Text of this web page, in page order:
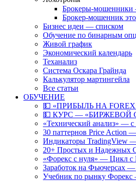
Брокеры-мошенники
Брокер-мошенник
Бизнес идеи — списком
Обучение по бинарным
Живой график
Экономический календарь
Теханализ
Система Оскара Грайнда
Калькулятор мартингейла
Все статьи
ОБУЧЕНИЕ
💵 «ПРИБЫЛЬ НА
💵 КУРС — «БИРЖЕВОЙ
«Технический анализ» —
30 паттернов Price Action
Индикаторы TradingView
20+ Простых и Надежных
«Форекс с нуля» — Цикл с
Заработок на
Учебник по рынку